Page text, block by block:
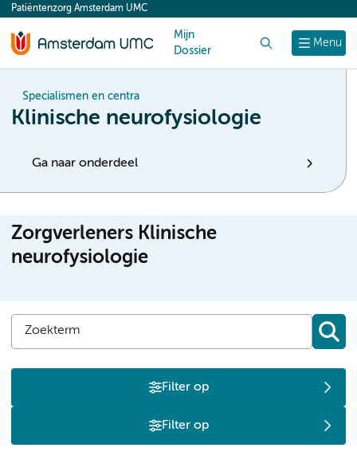
content
Menu
Patiëntenzorg Amsterdam UMC
Mijn
Dossier
Specialismen en centra
Klinische neurofysiologie
Ga naar onderdeel
Zorgverleners Klinische
neurofysiologie
Filter op
Filter op